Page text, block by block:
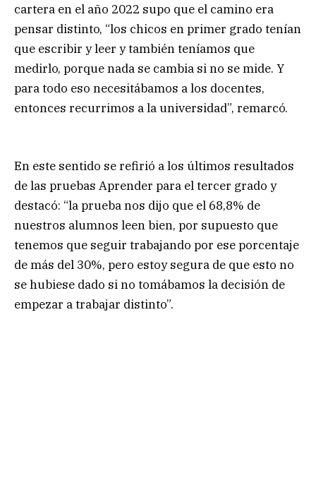
cartera en el año 2022 supo que el camino era
pensar distinto, “los chicos en primer grado tenían
que escribir y leer y también teníamos que
medirlo, porque nada se cambia si no se mide. Y
para todo eso necesitábamos a los docentes,
entonces recurrimos a la universidad”, remarcó.
En este sentido se refirió a los últimos resultados
de las pruebas Aprender para el tercer grado y
destacó: “la prueba nos dijo que el 68,8% de
nuestros alumnos leen bien, por supuesto que
tenemos que seguir trabajando por ese porcentaje
de más del 30%, pero estoy segura de que esto no
se hubiese dado si no tomábamos la decisión de
empezar a trabajar distinto”.